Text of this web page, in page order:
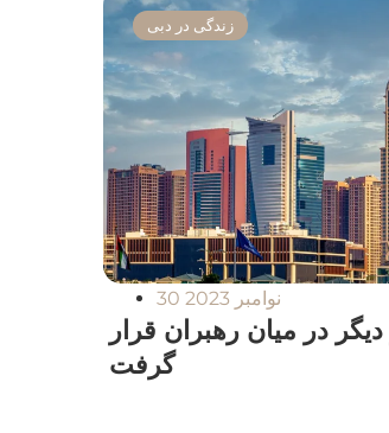
زندگی در دبی
30 نوامبر 2023
در میان رهبران قرار
گرفت